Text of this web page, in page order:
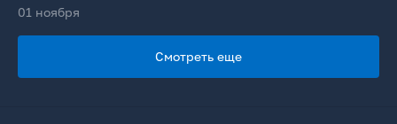
01 ноября
Смотреть еще